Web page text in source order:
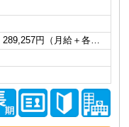
円（月給＋各…